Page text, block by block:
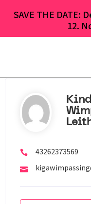
SAVE THE DATE:
12.
43262373569